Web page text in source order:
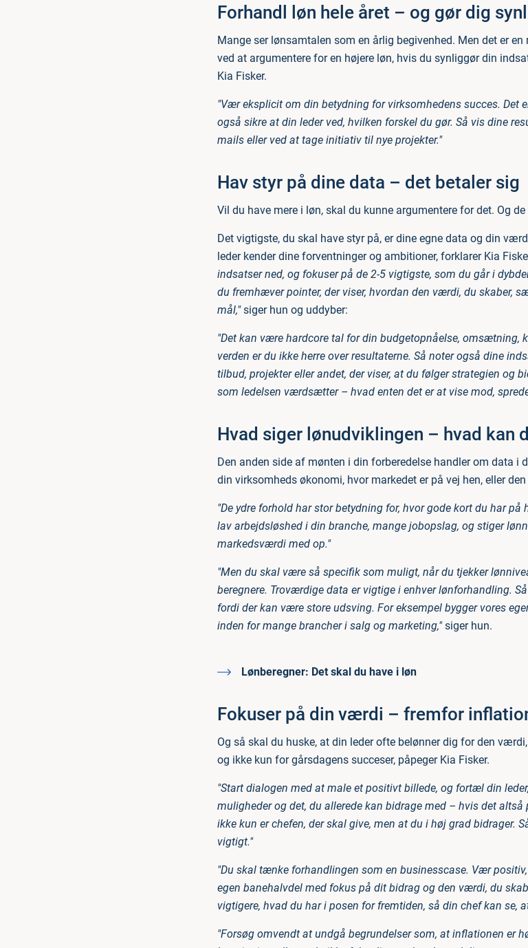
Forhandl løn hele året – og gør dig
Mange ser lønsamtalen som en årlig begivenhed. Men det er
ved at argumentere for en højere løn, hvis du synliggør din
Kia Fisker.
"Vær eksplicit om din betydning for virksomhedens succes. Det
også sikre at din leder ved, hvilken forskel du gør. Så vis dine
mails eller ved at tage initiativ til nye projekter."
Hav styr på dine data – det betaler sig
Vil du have mere i løn, skal du kunne argumentere for det. Og
Det vigtigste, du skal have styr på, er dine egne data og din
leder kender dine forventninger og ambitioner, forklarer Kia
indsatser ned, og fokuser på de 2-5 vigtigste, som du går i
du fremhæver pointer, der viser, hvordan den værdi, du skaber,
mål,"siger hun og uddyber:
"Det kan være hardcore tal for din budgetopnåelse, omsætning,
verden er du ikke herre over resultaterne. Så noter også dine
tilbud, projekter eller andet, der viser, at du følger strategien og
som ledelsen værdsætter – hvad enten det er at vise mod,
Hvad siger lønudviklingen – hvad kan
Den anden side af mønten i din forberedelse handler om data i
din virksomheds økonomi, hvor markedet er på vej hen, eller
"De ydre forhold har stor betydning for, hvor gode kort du har på
lav arbejdsløshed i din branche, mange jobopslag, og stiger
markedsværdi med op."
"Men du skal være så specifik som muligt, når du tjekker
beregnere. Troværdige data er vigtige i enhver lønforhandling.
fordi der kan være store udsving. For eksempel bygger vores
inden for mange brancher i salg og marketing,"siger hun.
Lønberegner: Det skal du have i løn
Fokuser på din værdi – fremfor
Og så skal du huske, at din leder ofte belønner dig for den
og ikke kun for gårsdagens succeser, påpeger Kia Fisker.
"Start dialogen med at male et positivt billede, og fortæl din
muligheder og det, du allerede kan bidrage med – hvis det altså
ikke kun er chefen, der skal give, men at du i høj grad bidrager.
vigtigt."
"Du skal tænke forhandlingen som en businesscase. Vær
egen banehalvdel med fokus på dit bidrag og den værdi, du
vigtigere, hvad du har i posen for fremtiden, så din chef kan se,
"Forsøg omvendt at undgå begrundelser som, at inflationen er